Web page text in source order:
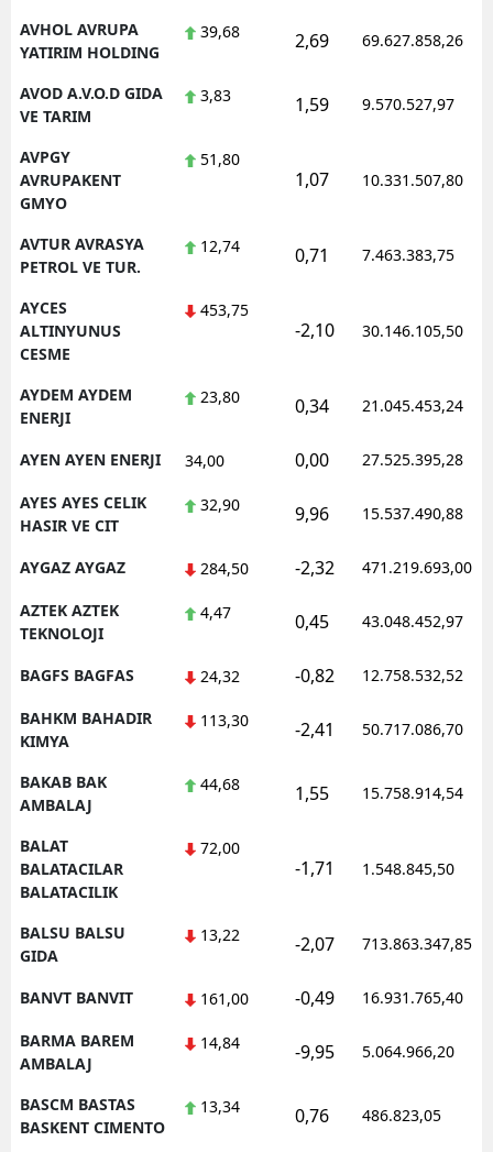
AVHOL AVRUPA
YATIRIM HOLDING
39,68 2,69 69.627.858,26
AVOD A.V.O.D GIDA
VE TARIM
3,83 1,59 9.570.527,97
AVPGY
AVRUPAKENT
GMYO
51,80
1,07 10.331.507,80
AVTUR AVRASYA
PETROL VE TUR.
12,74 0,71 7.463.383,75
AYCES
ALTINYUNUS
CESME
453,75
-2,10 30.146.105,50
AYDEM AYDEM
ENERJI
23,80 0,34 21.045.453,24
AYEN AYEN ENERJI 34,00 0,00 27.525.395,28
AYES AYES CELIK
HASIR VE CIT
32,90 9,96 15.537.490,88
AYGAZ AYGAZ 284,50 -2,32 471.219.693,00
AZTEK AZTEK
TEKNOLOJI
4,47 0,45 43.048.452,97
BAGFS BAGFAS 24,32 -0,82 12.758.532,52
BAHKM BAHADIR
KIMYA
113,30 -2,41 50.717.086,70
BAKAB BAK
AMBALAJ
44,68 1,55 15.758.914,54
BALAT
BALATACILAR
BALATACILIK
72,00
-1,71 1.548.845,50
BALSU BALSU
GIDA
13,22 -2,07 713.863.347,85
BANVT BANVIT 161,00 -0,49 16.931.765,40
BARMA BAREM
AMBALAJ
14,84 -9,95 5.064.966,20
BASCM BASTAS
BASKENT CIMENTO
13,34 0,76 486.823,05